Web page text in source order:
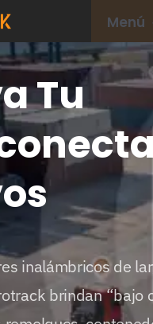
Menú
GPSTu
inalámbricos de
brindan “bajo